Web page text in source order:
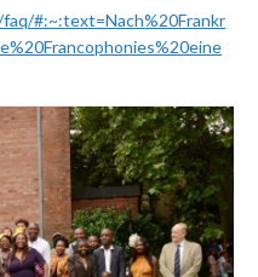
#:~:text=Nach%20Frankr